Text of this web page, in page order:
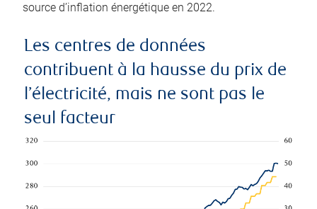
source d’inflation énergétique en 2022.
Les centres de données
contribuent à la hausse du prix de
l’électricité, mais ne sont pas le
seul facteur